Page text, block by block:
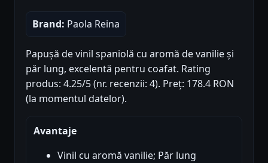
Brand: Paola Reina
Papușă de vinil spaniolă cu aromă de vanilie și
păr lung, excelentă pentru coafat. Rating
produs: 4.25/5 (nr. recenzii: 4). Preț: 178.4 RON
(la momentul datelor).
Avantaje
Vinil cu aromă vanilie; Păr lung